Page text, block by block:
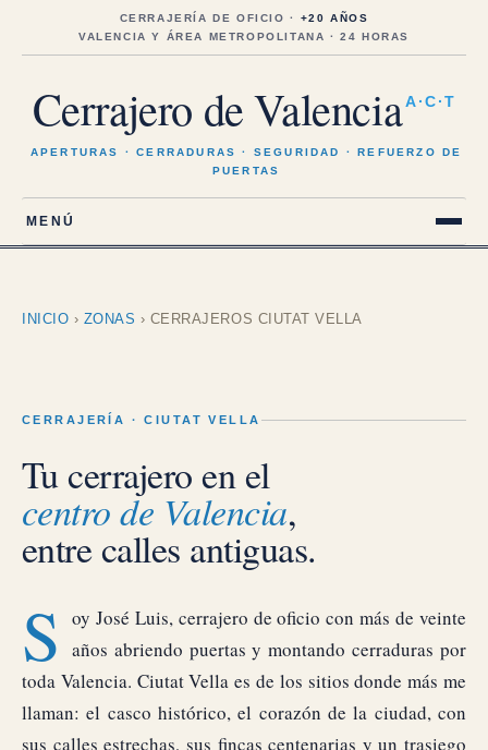
CERRAJERÍA DE OFICIO · +20 AÑOS
VALENCIA Y ÁREA METROPOLITANA · 24 HORAS
Cerrajero de Valencia A·C·T
APERTURAS · CERRADURAS · SEGURIDAD · REFUERZO DE
PUERTAS
MENÚ
INICIO › ZONAS › CERRAJEROS CIUTAT VELLA
CERRAJERÍA · CIUTAT VELLA
Tu cerrajero en el
centro de Valencia,
entre calles antiguas.
S
oy José Luis, cerrajero de oficio con más de veinte
años abriendo puertas y montando cerraduras por
toda Valencia. Ciutat Vella es de los sitios donde más me
llaman: el casco histórico, el corazón de la ciudad, con
sus calles estrechas, sus fincas centenarias y un trasiego